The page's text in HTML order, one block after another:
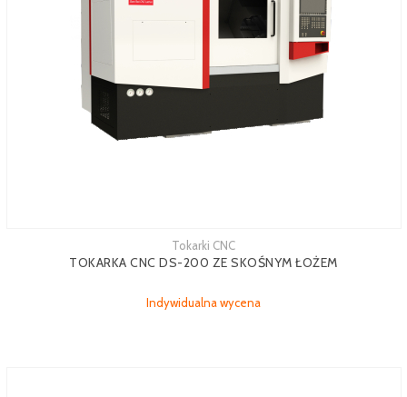
Tokarki CNC
TOKARKA CNC DS-200 ZE SKOŚNYM ŁOŻEM
Indywidualna wycena